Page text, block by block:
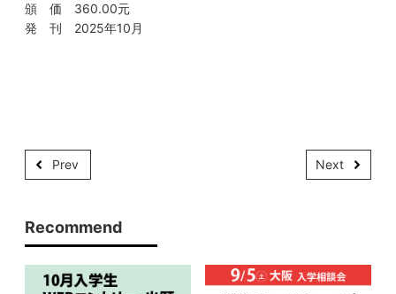
頒 価 360.00元
発 刊 2025年10月
Prev Next
Recommend